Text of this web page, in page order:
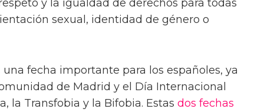
y la igualdad de derechos para todas
sexual, identidad de género o
una fecha importante para los españoles, ya
de Madrid y el Día Internacional
la Transfobia y la Bifobia. Estas dos fechas